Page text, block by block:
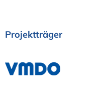
Projektträger